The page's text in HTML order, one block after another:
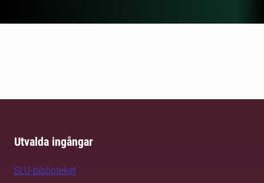
Utvalda ingångar
SLU-biblioteket